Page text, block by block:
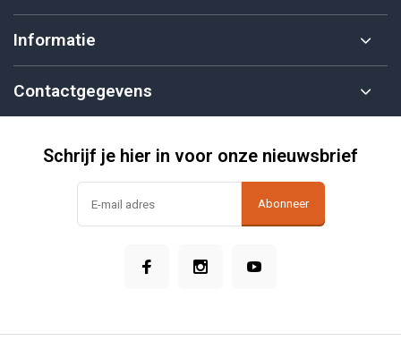
Informatie
Contactgegevens
Schrijf je hier in voor onze nieuwsbrief
Abonneer